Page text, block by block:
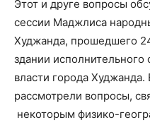
Этот и друге вопросы
сессии Маджлиса
Худжанда, прошедшего
здании исполнительного
власти города Худжанда.
рассмотрели вопросы,
некоторым физико-